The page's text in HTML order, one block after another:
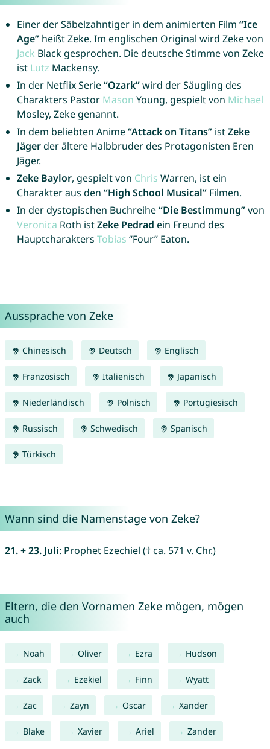
Einer der Säbelzahntiger in dem animierten Film “Ice
Age”heißt Zeke. Im englischen Original wird Zeke von
Jack Black gesprochen. Die deutsche Stimme von Zeke
ist Lutz Mackensy.
In der Netflix Serie“Ozark”wird der Säugling des
Charakters Pastor Mason Young, gespielt von Michael
Mosley, Zeke genannt.
In dem beliebten Anime“Attack on Titans”istZeke
Jägerder ältere Halbbruder des Protagonisten Eren
Jäger.
Zeke Baylor, gespielt von Chris Warren, ist ein
Charakter aus den “High School Musical”Filmen.
In der dystopischen Buchreihe“Die Bestimmung”von
Veronica Roth istZeke Pedrad ein Freund des
Hauptcharakters Tobias “Four” Eaton.
Aussprache von Zeke
Chinesisch Deutsch Englisch
Französisch Italienisch Japanisch
Niederländisch Polnisch Portugiesisch
Russisch Schwedisch Spanisch
Türkisch
Wann sind die Namenstage von Zeke?
21. + 23. Juli: Prophet Ezechiel († ca. 571 v. Chr.)
Eltern, die den Vornamen Zeke mögen, mögen
auch
Noah Oliver Ezra Hudson
Zack Ezekiel Finn Wyatt
Zac Zayn Oscar Xander
Blake Xavier Ariel Zander